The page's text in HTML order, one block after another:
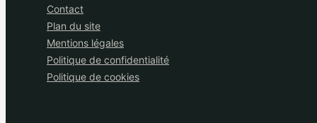
Contact
Plan du site
Mentions légales
Politique de confidentialité
Politique de cookies